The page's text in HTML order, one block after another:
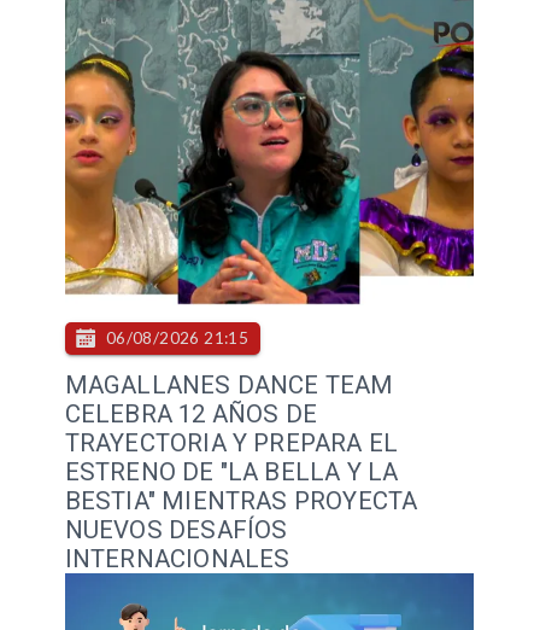
MAGALLANES DANCE TEAM
CELEBRA 12 AÑOS DE
TRAYECTORIA Y PREPARA EL
ESTRENO DE "LA BELLA Y LA
BESTIA" MIENTRAS PROYECTA
NUEVOS DESAFÍOS
INTERNACIONALES
06/08/2026 21:15